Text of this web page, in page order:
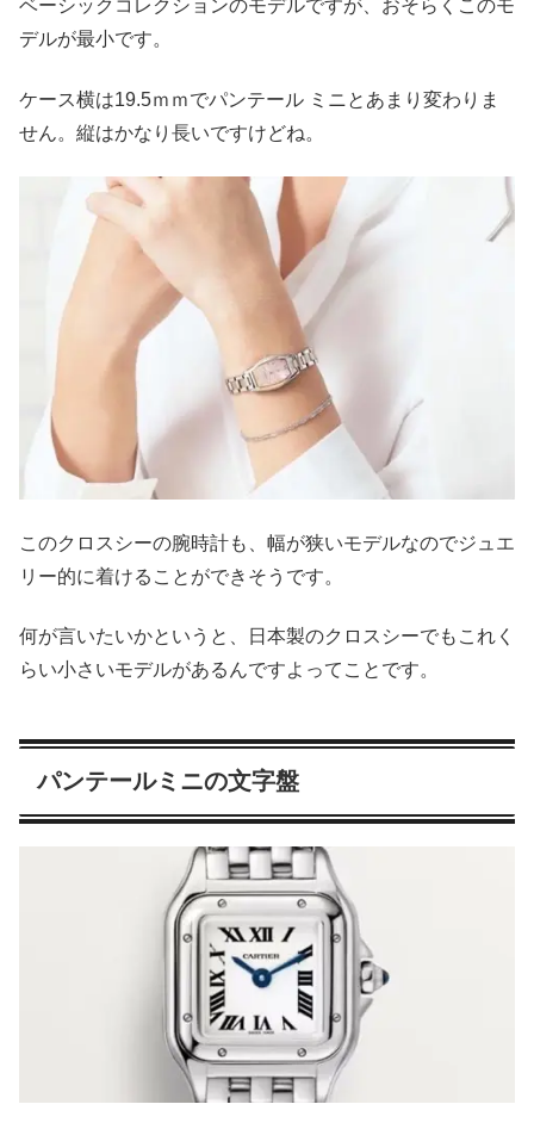
ベーシックコレクションのモデルですが、おそらくこのモ
デルが最小です。
ケース横は19.5ｍｍでパンテール ミニとあまり変わりま
せん。縦はかなり長いですけどね。
このクロスシーの腕時計も、幅が狭いモデルなのでジュエ
リー的に着けることができそうです。
何が言いたいかというと、日本製のクロスシーでもこれく
らい小さいモデルがあるんですよってことです。
パンテールミニの文字盤